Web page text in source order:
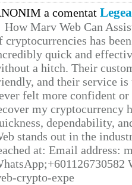
a comentat
How Marv Web Can
cryptocurrencies has
quick and
a hitch. Their
and their service
felt more confident
my cryptocurrency
dependability,
stands out in the
at: Email address:
crypto-expe